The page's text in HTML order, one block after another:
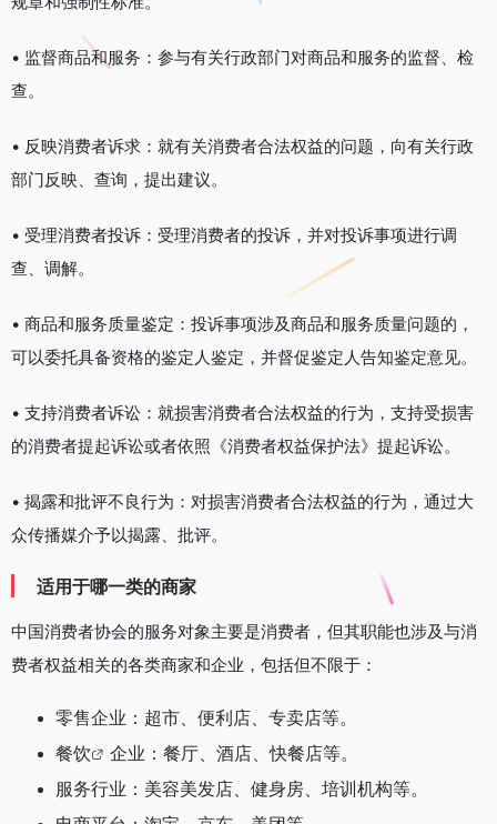
• 监督商品和服务：参与有关行政部门对商品和服务的监督、检
查。
• 反映消费者诉求：就有关消费者合法权益的问题，向有关行政
部门反映、查询，提出建议。
• 受理消费者投诉：受理消费者的投诉，并对投诉事项进行调
查、调解。
• 商品和服务质量鉴定：投诉事项涉及商品和服务质量问题的，
可以委托具备资格的鉴定人鉴定，并督促鉴定人告知鉴定意见。
• 支持消费者诉讼：就损害消费者合法权益的行为，支持受损害
的消费者提起诉讼或者依照《消费者权益保护法》提起诉讼。
• 揭露和批评不良行为：对损害消费者合法权益的行为，通过大
众传播媒介予以揭露、批评。
适用于哪一类的商家
中国消费者协会的服务对象主要是消费者，但其职能也涉及与消
费者权益相关的各类商家和企业，包括但不限于：
零售企业：超市、便利店、专卖店等。
餐饮
企业：餐厅、酒店、快餐店等。
服务行业：美容美发店、健身房、培训机构等。